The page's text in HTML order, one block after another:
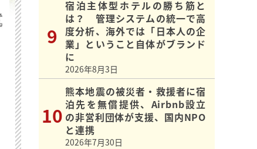
宿泊主体型ホテルの勝ち筋と
は？ 管理システムの統一で高
度分析、海外では「日本人の企
業」ということ自体がブランド
に
2026年8月3日
熊本地震の被災者・救援者に宿
泊先を無償提供、Airbnb設立
の非営利団体が支援、国内NPO
と連携
2026年7月30日